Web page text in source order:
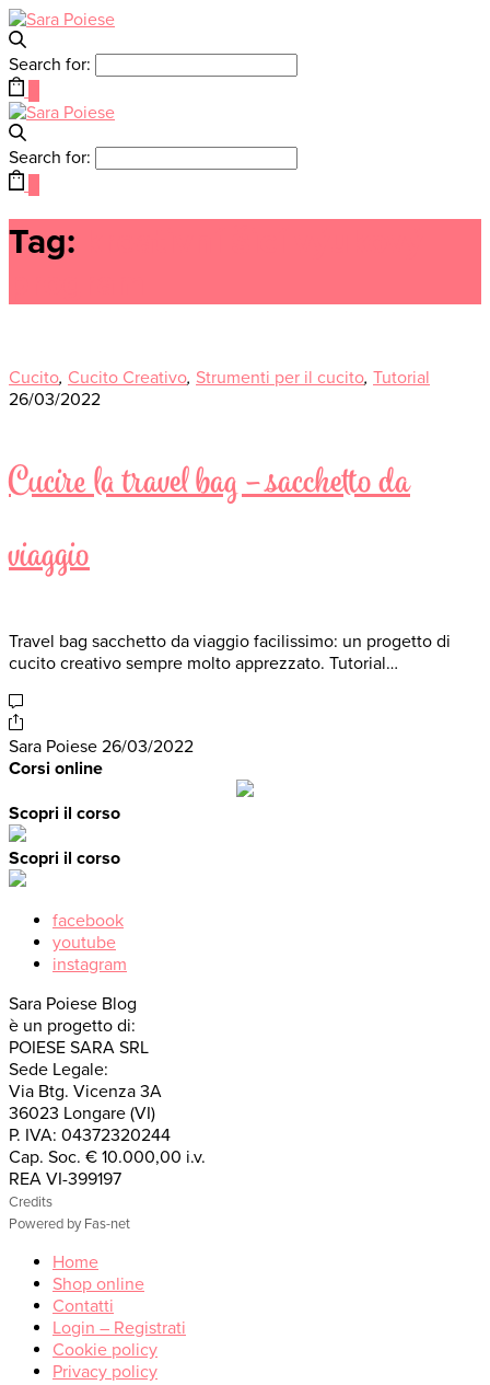
Search for:
Search for:
Tag:
Cucito, Cucito Creativo, Strumenti per il cucito, Tutorial
26/03/2022
Cucire la travel bag – sacchetto da
viaggio
Travel bag sacchetto da viaggio facilissimo: un progetto di
cucito creativo sempre molto apprezzato. Tutorial…
Sara Poiese 26/03/2022
Corsi online
Scopri il corso
Scopri il corso
facebook
youtube
instagram
Sara Poiese Blog
è un progetto di:
POIESE SARA SRL
Sede Legale:
Via Btg. Vicenza 3A
36023 Longare (VI)
P. IVA: 04372320244
Cap. Soc. € 10.000,00 i.v.
REA VI-399197
Credits
Powered by Fas-net
Home
Shop online
Contatti
Login – Registrati
Cookie policy
Privacy policy